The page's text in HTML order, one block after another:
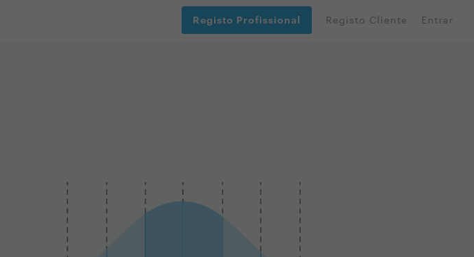
Registo Profissional Registo Cliente Entrar